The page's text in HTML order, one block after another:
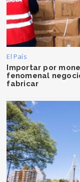
El País
Importar por
fenomenal
fabricar